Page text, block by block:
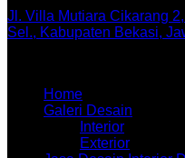
Jl. Villa Mutiara Cikarang
Sel., Kabupaten Bekasi,
Home
Galeri Desain
Interior
Exterior